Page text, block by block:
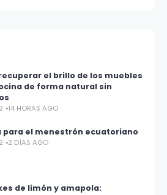
el brillo de los muebles
de forma natural sin
14 HORAS AGO
para el menestrón ecuatoriano
2 DÍAS AGO
de limón y amapola: